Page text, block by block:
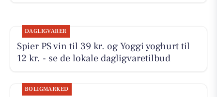
DAGLIGVARER
Spier PS vin til 39 kr. og Yoggi yoghurt til
12 kr. - se de lokale dagligvaretilbud
BOLIGMARKED